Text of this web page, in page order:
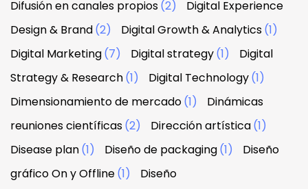
Difusión en canales propios(2)
Digital Experience
Design & Brand(2) Digital Growth & Analytics(1)
Digital Marketing(7) Digital strategy(1)
Digital
Strategy & Research(1) Digital Technology(1)
Dimensionamiento de mercado(1)
Dinámicas
reuniones científicas(2) Dirección artística(1)
Disease plan(1) Diseño de packaging(1)
Diseño
gráfico On y Offline(1)
Diseño